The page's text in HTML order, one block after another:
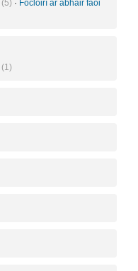
(5) · Foclóirí ar ábhair faoi
(1)